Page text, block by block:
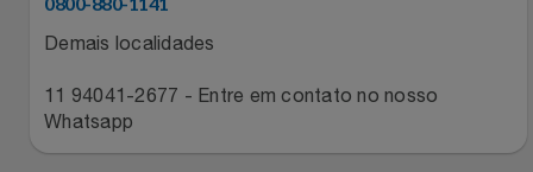
Saúde E Bem-Estar
TV
The Bar
Top Store
Demais localidades
11 94041-2677 - Entre em contato no nosso
Whatsapp